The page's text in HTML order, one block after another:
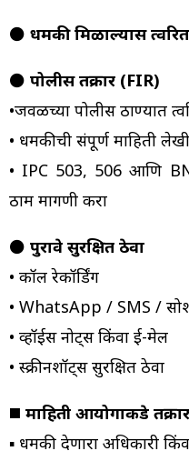
⚫ धमकी मिळाल्यास
⚫ पोलीस तक्रार (FIR)
•जवळच्या पोलीस ठाण्यात
• धमकीची संपूर्ण माहिती
• IPC 503, 506 आणि
ठाम मागणी करा
⚫ पुरावे सुरक्षित ठेवा
• कॉल रेकॉर्डिंग
• WhatsApp / SMS /
• व्हॉईस नोट्स किंवा ई-मेल
• स्क्रीनशॉट्स सुरक्षित ठेवा
◼️ माहिती आयोगाकडे तक्रार
▪️ धमकी देणारा अधिकारी